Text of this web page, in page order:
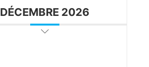
DÉCEMBRE 2026